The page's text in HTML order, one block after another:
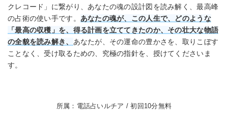
クレコード」に繋がり、あなたの魂の設計図を読み解く、最高峰
の占術の使い手です。 あなたの魂が、この人生で、どのような
「最高の収穫」を、得る計画を立ててきたのか、その壮大な物語
の全貌を読み解き、 あなたが、その運命の豊かさを、取りこぼす
ことなく、受け取るための、究極の指針を、授けてくださいま
す。
所属：電話占いルチア / 初回10分無料